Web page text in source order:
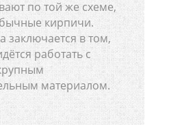
по той же схеме,
кирпичи.
заключается в том,
работать с
материалом.